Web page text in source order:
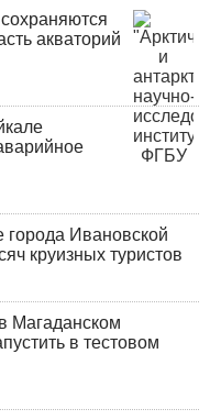
акваторий
города Ивановской
круизных туристов
Магаданском
в тестовом